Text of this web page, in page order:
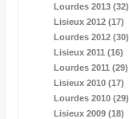
Lourdes 2013 (32)
Lisieux 2012 (17)
Lourdes 2012 (30)
Lisieux 2011 (16)
Lourdes 2011 (29)
Lisieux 2010 (17)
Lourdes 2010 (29)
Lisieux 2009 (18)